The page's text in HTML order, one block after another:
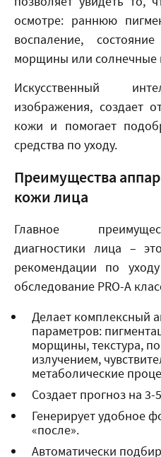
осмотре: раннюю
воспаление,
морщины или солнечные
Искусственный
изображения, создает
кожи и помогает
средства по уходу.
Преимущества
кожи лица
Главное
диагностики лица –
рекомендации по
обследование PRO-A
Делает комплексный
параметров:
морщины, текстура,
излучением,
метаболические
Создает прогноз на 3-
Генерирует удобное
«после».
Автоматически